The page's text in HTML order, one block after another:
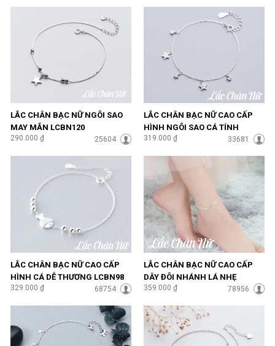
LẮC CHÂN BẠC NỮ NGÔI SAO
MAY MẮN LCBN120
290.000 ₫ 25604
LẮC CHÂN BẠC NỮ CAO CẤP
HÌNH NGÔI SAO CÁ TÍNH
LCBN94
319.000 ₫ 33681
LẮC CHÂN BẠC NỮ CAO CẤP
HÌNH CÁ DỄ THƯƠNG LCBN98
329.000 ₫ 68754
LẮC CHÂN BẠC NỮ CAO CẤP
DÂY ĐÔI NHÁNH LÁ NHẸ
NHÀNG LCBN99
359.000 ₫ 78956